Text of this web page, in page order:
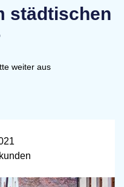
städtischen
weiter aus